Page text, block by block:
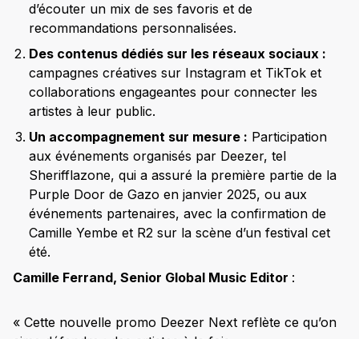
d’écouter un mix de ses favoris et de
recommandations personnalisées.
Des contenus dédiés sur les réseaux sociaux :
campagnes créatives sur Instagram et TikTok et
collaborations engageantes pour connecter les
artistes à leur public.
Un accompagnement sur mesure : Participation
aux événements organisés par Deezer, tel
Sherifflazone, qui a assuré la première partie de la
Purple Door de Gazo en janvier 2025, ou aux
événements partenaires, avec la confirmation de
Camille Yembe et R2 sur la scène d’un festival cet
été.
Camille Ferrand, Senior Global Music Editor :
« Cette nouvelle promo Deezer Next reflète ce qu’on